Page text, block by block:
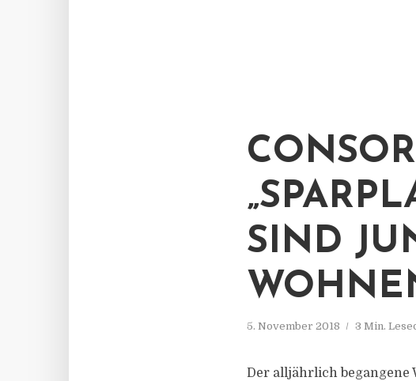
SIND
5. November 2018 3 Min.
Der alljährlich begangene